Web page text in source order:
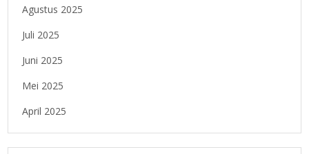
Agustus 2025
Juli 2025
Juni 2025
Mei 2025
April 2025